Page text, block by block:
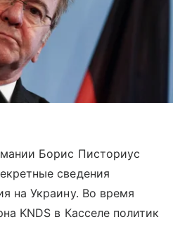
Борис Писториус
сведения
на Украину. Во время
KNDS в Касселе политик